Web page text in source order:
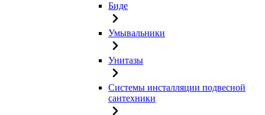
Биде
Умывальники
Унитазы
Системы инсталляции подвесной
сантехники